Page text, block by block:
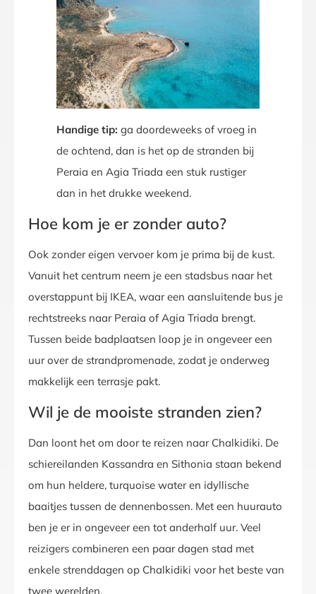
Handige tip: ga doordeweeks of vroeg in
de ochtend, dan is het op de stranden bij
Peraia en Agia Triada een stuk rustiger
dan in het drukke weekend.
Hoe kom je er zonder auto?
Ook zonder eigen vervoer kom je prima bij de kust.
Vanuit het centrum neem je een stadsbus naar het
overstappunt bij IKEA, waar een aansluitende bus je
rechtstreeks naar Peraia of Agia Triada brengt.
Tussen beide badplaatsen loop je in ongeveer een
uur over de strandpromenade, zodat je onderweg
makkelijk een terrasje pakt.
Wil je de mooiste stranden zien?
Dan loont het om door te reizen naar Chalkidiki. De
schiereilanden Kassandra en Sithonia staan bekend
om hun heldere, turquoise water en idyllische
baaitjes tussen de dennenbossen. Met een huurauto
ben je er in ongeveer een tot anderhalf uur. Veel
reizigers combineren een paar dagen stad met
enkele strenddagen op Chalkidiki voor het beste van
twee werelden.